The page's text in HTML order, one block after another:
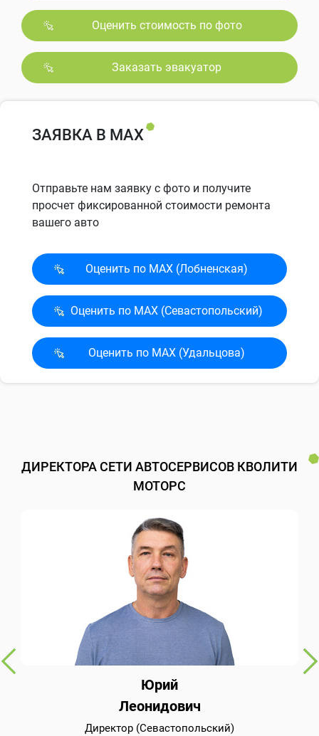
Оценить стоимость по фото
Заказать эвакуатор
ЗАЯВКА В MAX
Отправьте нам заявку с фото и получите
просчет фиксированной стоимости ремонта
вашего авто
Оценить по MAX (Лобненская)
Оценить по MAX (Севасто­польский)
Оценить по MAX (Удальцова)
ДИРЕКТОРА СЕТИ АВТОСЕРВИСОВ КВОЛИТИ
МОТОРС
Юрий
Леонидович
Директор (Севастопольский)